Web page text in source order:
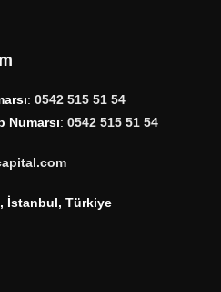
: 0542 515 51 54
Numarsı: 0542 515 51 54
İstanbul, Türkiye